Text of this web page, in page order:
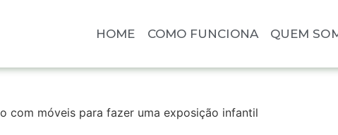
HOME COMO FUNCIONA QUEM